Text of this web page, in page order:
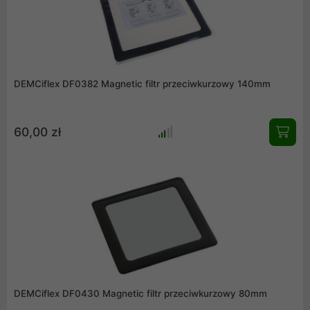
DEMCiflex DF0382 Magnetic filtr przeciwkurzowy 140mm
60,00 zł
DEMCiflex DF0430 Magnetic filtr przeciwkurzowy 80mm